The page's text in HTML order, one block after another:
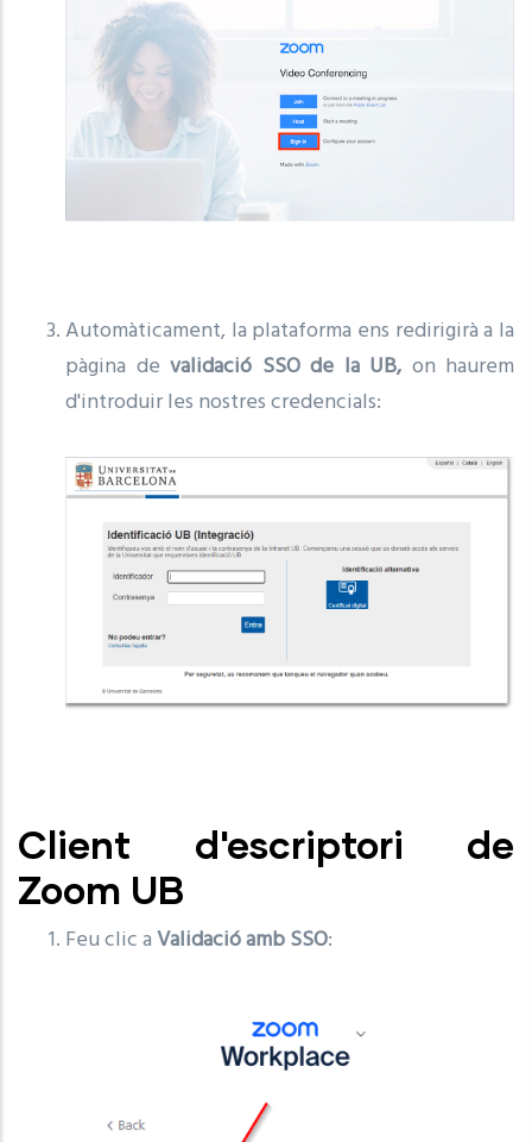
Automàticament, la plataforma ens redirigirà a la
pàgina de validació SSO de la UB,on haurem
d'introduir les nostres credencials:
Client d'escriptori de
Zoom UB
Feu clic aValidació amb SSO: